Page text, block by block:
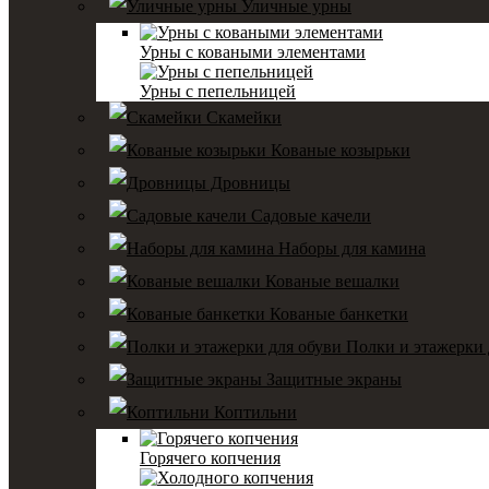
Уличные урны
Урны с коваными элементами
Урны с пепельницей
Скамейки
Кованые козырьки
Дровницы
Садовые качели
Наборы для камина
Кованые вешалки
Кованые банкетки
Полки и этажерки
Защитные экраны
Коптильни
Горячего копчения